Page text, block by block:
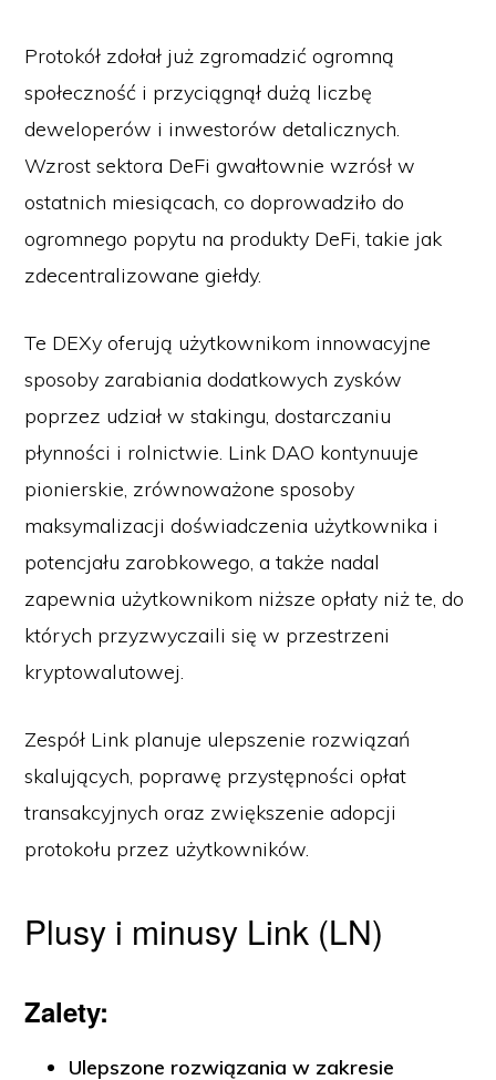
Protokół zdołał już zgromadzić ogromną
społeczność i przyciągnął dużą liczbę
deweloperów i inwestorów detalicznych.
Wzrost sektora DeFi gwałtownie wzrósł w
ostatnich miesiącach, co doprowadziło do
ogromnego popytu na produkty DeFi, takie jak
zdecentralizowane giełdy.
Te DEXy oferują użytkownikom innowacyjne
sposoby zarabiania dodatkowych zysków
poprzez udział w stakingu, dostarczaniu
płynności i rolnictwie. Link DAO kontynuuje
pionierskie, zrównoważone sposoby
maksymalizacji doświadczenia użytkownika i
potencjału zarobkowego, a także nadal
zapewnia użytkownikom niższe opłaty niż te, do
których przyzwyczaili się w przestrzeni
kryptowalutowej.
Zespół Link planuje ulepszenie rozwiązań
skalujących, poprawę przystępności opłat
transakcyjnych oraz zwiększenie adopcji
protokołu przez użytkowników.
Plusy i minusy Link (LN)
Zalety:
Ulepszone rozwiązania w zakresie